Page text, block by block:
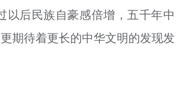
以后民族自豪感倍增，五千年中
期待着更长的中华文明的发现发